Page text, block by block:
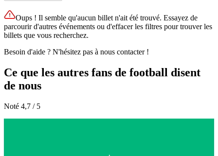
Oups ! Il semble qu'aucun billet n'ait été trouvé. Essayez de
parcourir d'autres événements ou d'effacer les filtres pour trouver les
billets que vous recherchez.
Besoin d'aide ? N'hésitez pas à nous contacter !
Ce que les autres fans de football disent
de nous
Noté 4,7 / 5